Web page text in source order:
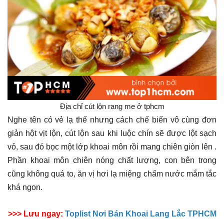
Địa chỉ cút lộn rang me ở tphcm
Nghe tên có vẻ lạ thế nhưng cách chế biến vô cùng đơn
giản hột vịt lộn, cút lộn sau khi luộc chín sẽ được lột sạch
vỏ, sau đó bọc một lớp khoai môn rồi mang chiên giòn lên .
Phần khoai môn chiên nóng chất lượng, con bên trong
cũng không quá to, ăn vị hơi lạ miệng chấm nước mắm tắc
khá ngon.
>>> Lưu ngay: Toplist Nơi Bán Khoai Lang Lắc TPHCM